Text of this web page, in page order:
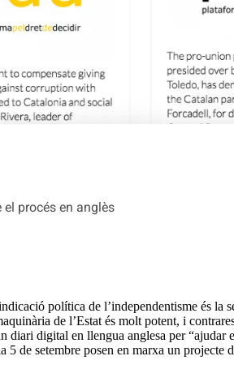
procés en anglès
política de l’independentisme és
de l’Estat és molt potent, i
diari digital en llengua anglesa per “ajudar
de setembre posen en marxa un projecte